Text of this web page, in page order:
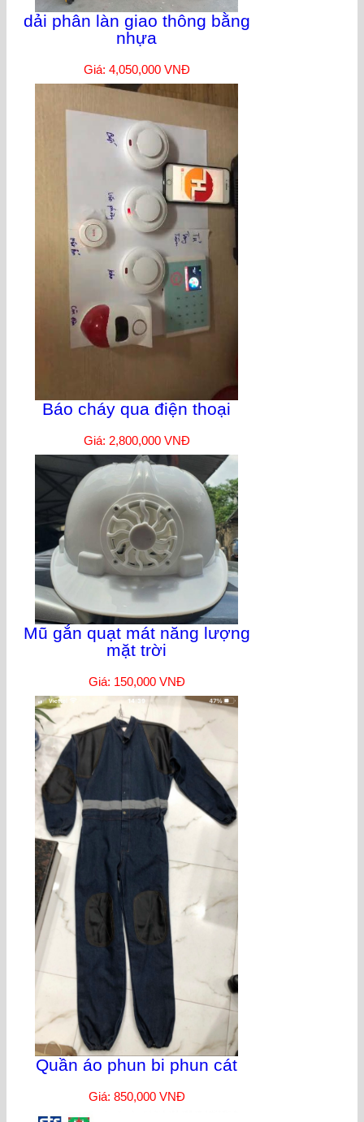
dải phân làn giao thông bằng
nhựa
Giá: 4,050,000 VNĐ
Báo cháy qua điện thoại
Giá: 2,800,000 VNĐ
Mũ gắn quạt mát năng lượng
mặt trời
Giá: 150,000 VNĐ
Quần áo phun bi phun cát
Giá: 850,000 VNĐ